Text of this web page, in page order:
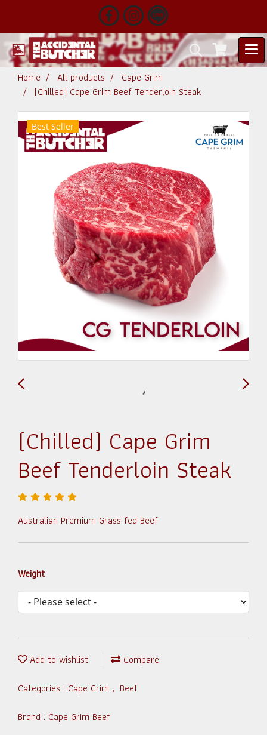
Home All products
Cape Grim
(Chilled) Cape Grim Beef Tenderloin Steak
Best Seller
(Chilled) Cape Grim
Beef Tenderloin Steak
Australian Premium Grass fed Beef
Weight
Add to wishlist
Compare
Categories : Cape Grim , Beef
Brand : Cape Grim Beef